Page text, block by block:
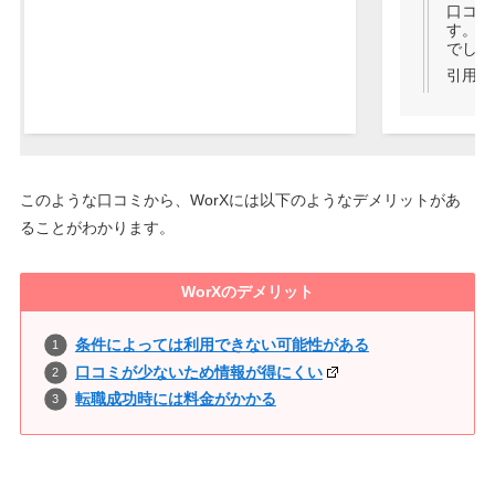
口コ
す。
でし
引用：
このような口コミから、WorXには以下のようなデメリットがあ
ることがわかります。
WorXのデメリット
条件によっては利用できない可能性がある
口コミが少ないため情報が得にくい
転職成功時には料金がかかる